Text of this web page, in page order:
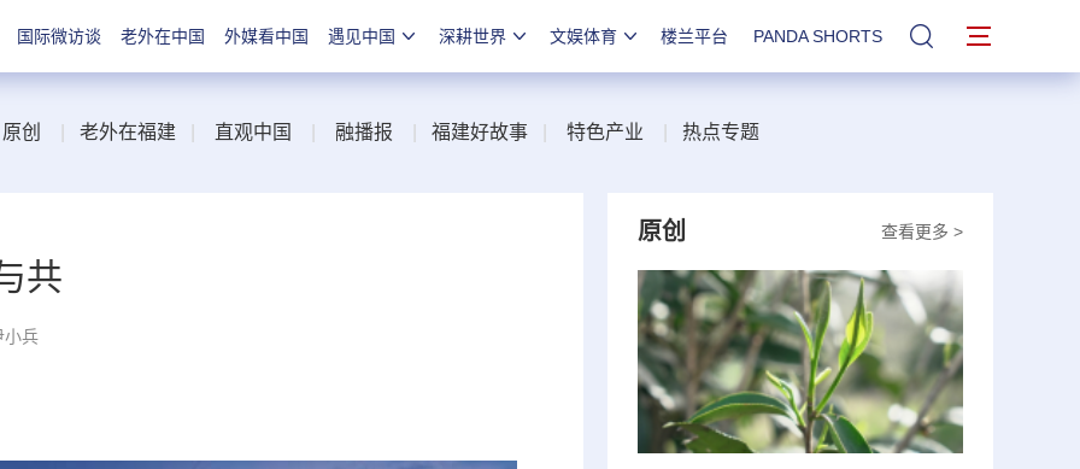
国际微访谈 老外在中国 外媒看中国 遇见中国 深耕世界 文娱体育 楼兰平台 PANDA SHORTS 站内搜索
原创 老外在福建 直观中国 融播报 福建好故事 特色产业 热点专题
共
小兵
查看更多 >
原创